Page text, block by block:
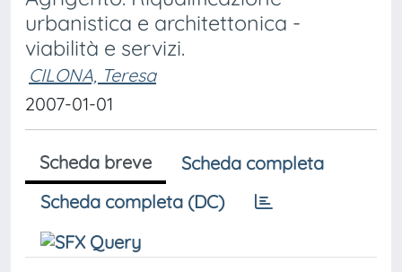
urbanistica e architettonica -
viabilità e servizi.
CILONA, Teresa
2007-01-01
Scheda breve
Scheda completa
Scheda completa (DC)